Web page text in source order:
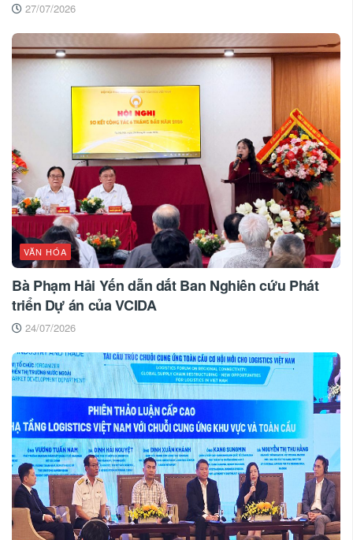
27/07/2026
VĂN HÓA
Bà Phạm Hải Yến dẫn dắt Ban Nghiên cứu Phát
triển Dự án của VCIDA
24/07/2026